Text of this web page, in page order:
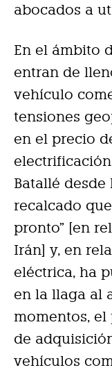
abocados a
En el ámbito
entran de
vehículo
tensiones
en el precio
Batallé
recalcado
pronto” [en
Irán] y, en
eléctrica, ha
en la llaga al
momentos,
de
vehículos